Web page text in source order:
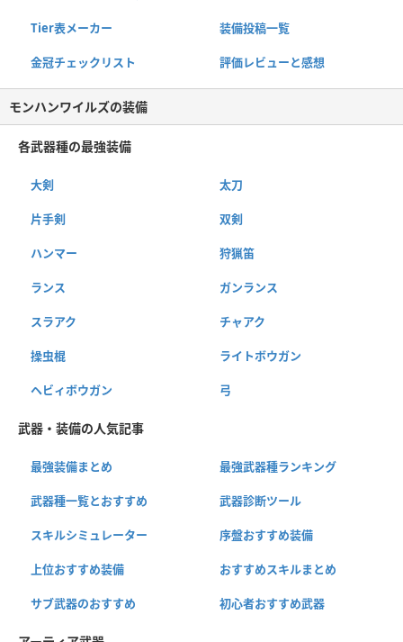
Tier表メーカー 装備投稿一覧
金冠チェックリスト 評価レビューと感想
モンハンワイルズの装備
各武器種の最強装備
大剣 太刀
片手剣 双剣
ハンマー 狩猟笛
ランス ガンランス
スラアク チャアク
操虫棍 ライトボウガン
ヘビィボウガン 弓
武器・装備の人気記事
最強装備まとめ 最強武器種ランキング
武器種一覧とおすすめ 武器診断ツール
スキルシミュレーター 序盤おすすめ装備
上位おすすめ装備 おすすめスキルまとめ
サブ武器のおすすめ 初心者おすすめ武器